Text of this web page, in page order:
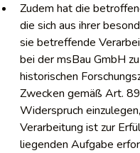
Zudem hat die
die sich aus ihrer
sie betreffende
bei der msBau GmbH
historischen
Zwecken gemäß Art.
Widerspruch
Verarbeitung ist zur
liegenden Aufgabe